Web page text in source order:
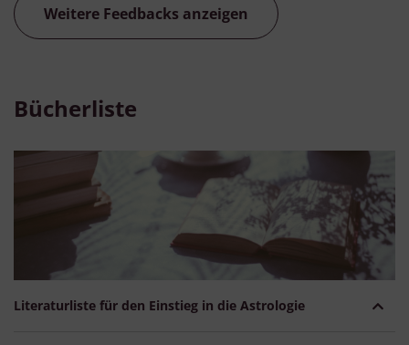
Weitere Feedbacks anzeigen
Bücherliste
Literaturliste für den Einstieg in die Astrologie